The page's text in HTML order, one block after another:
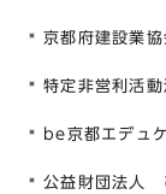
京都府建設業
特定非営利活
be京都エデュ
公益財団法人